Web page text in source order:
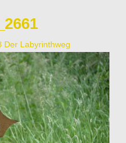
Der Labyrinthweg